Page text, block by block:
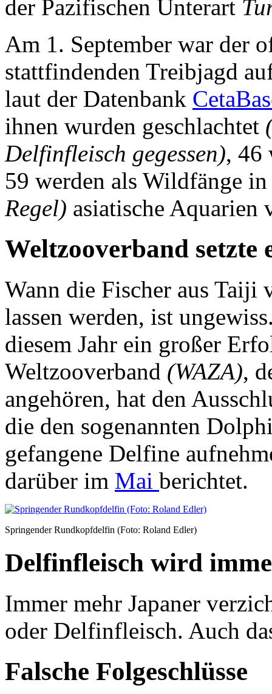
der Pazifischen Unterart
Am 1. September war der
stattfindenden Treibjagd
laut der Datenbank
ihnen wurden geschlachtet
Delfinfleisch gegessen), 46
59 werden als Wildfänge
Regel) asiatische Aquarien
Weltzooverband setzte
Wann die Fischer aus
lassen werden, ist
diesem Jahr ein großer
Weltzooverband (WAZA),
angehören, hat den
die den sogenannten
gefangene Delfine
darüber im Mai berichtet.
Springender Rundkopfdelfin (Foto: Roland Edler)
Delfinfleisch wird
Immer mehr Japaner
oder Delfinfleisch. Auch
Falsche Folgeschlüsse